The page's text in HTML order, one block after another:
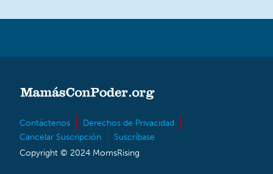
Contáctenos
Derechos de Privacidad
Cancelar Suscripción
Suscríbase
Copyright © 2024 MomsRising